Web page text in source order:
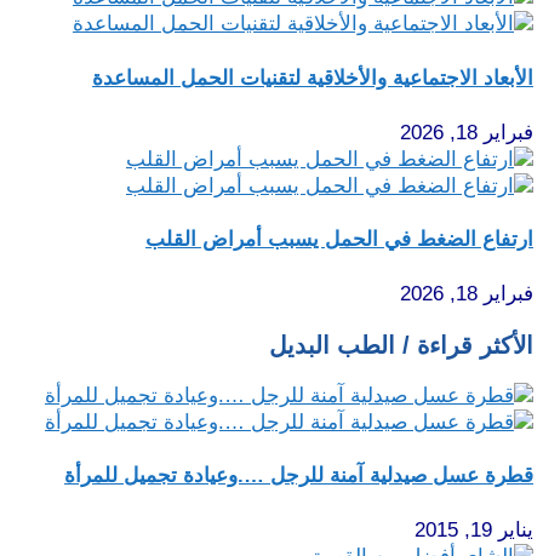
الأبعاد الاجتماعية والأخلاقية لتقنيات الحمل المساعدة
فبراير 18, 2026
ارتفاع الضغط في الحمل يسبب أمراض القلب
فبراير 18, 2026
الأكثر قراءة / الطب البديل
قطرة عسل صيدلية آمنة للرجل ….وعيادة تجميل للمرأة
يناير 19, 2015